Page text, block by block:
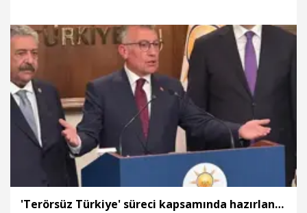
keşfetme fırsatı sunuluyor. Katılımın ücretsiz olduğu
TEKNOFEST Mavi Vatan’da çevrim içi kayıt yaptırılabiliyor.
5.08.2026 Teknoloji
'Terörsüz Türkiye' süreci kapsamında hazırlanan kanun teklifi TBMM'de